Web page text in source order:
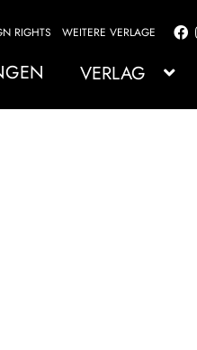
RIGHTS WEITERE VERLAGE
VERLAG